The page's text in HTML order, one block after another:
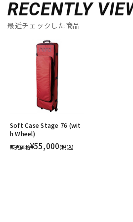
RECENTLY
最近チェックした商品
Soft Case Stage 76 (wit
h Wheel)
販売価格¥55,000(税込)